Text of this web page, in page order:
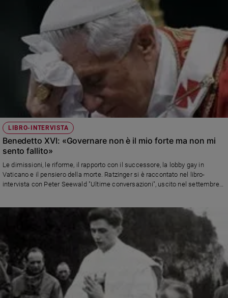
LIBRO-INTERVISTA
Benedetto XVI: «Governare non è il mio forte ma non mi
sento fallito»
Le dimissioni, le riforme, il rapporto con il successore, la lobby gay in
Vaticano e il pensiero della morte. Ratzinger si è raccontato nel libro-
intervista con Peter Seewald "Ultime conversazioni", uscito nel settembre